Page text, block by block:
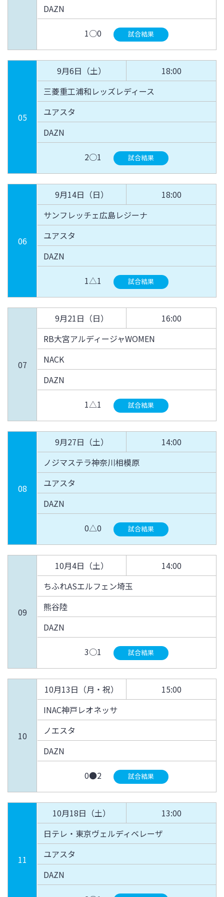
DAZN
1○0 試合結果
05
9月6日（土）
18:00
三菱重工浦和レッズレディース
ユアスタ
DAZN
2○1 試合結果
06
9月14日（日）
18:00
サンフレッチェ広島レジーナ
ユアスタ
DAZN
1△1 試合結果
07
9月21日（日）
16:00
RB大宮アルディージャWOMEN
NACK
DAZN
1△1 試合結果
08
9月27日（土）
14:00
ノジマステラ神奈川相模原
ユアスタ
DAZN
0△0 試合結果
09
10月4日（土）
14:00
ちふれASエルフェン埼玉
熊谷陸
DAZN
3○1 試合結果
10
10月13日（月・祝）
15:00
INAC神戸レオネッサ
ノエスタ
DAZN
0●2 試合結果
11
10月18日（土）
13:00
日テレ・東京ヴェルディベレーザ
ユアスタ
DAZN